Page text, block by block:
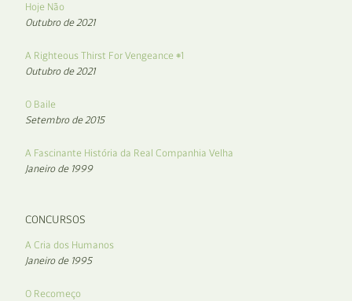
Hoje Não
Outubro de 2021
A Righteous Thirst For Vengeance #1
Outubro de 2021
O Baile
Setembro de 2015
A Fascinante História da Real Companhia Velha
Janeiro de 1999
CONCURSOS
A Cria dos Humanos
Janeiro de 1995
O Recomeço